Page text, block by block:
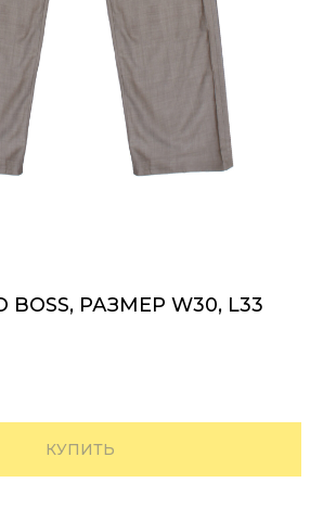
РАЗМЕР W30, L33
КУПИТЬ